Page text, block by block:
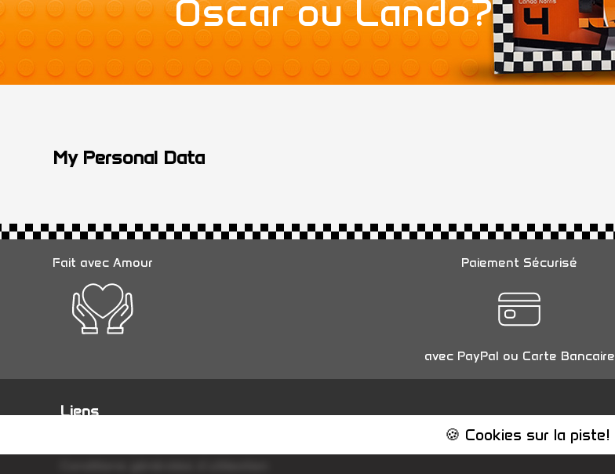
Oscar ou Lando?
Exclusive
New T-Shirt collection
My Personal Data
Fait avec Amour Paiement Sécurisé
avec PayPal ou Carte Bancaire
🍪 Cookies sur la piste!
Liens